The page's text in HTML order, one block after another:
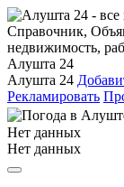
Алушта 24
Алушта 24
Рекламировать
Нет данных
Нет данных